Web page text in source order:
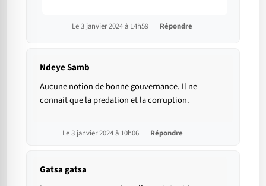
Le 3 janvier 2024 à 14h59 Répondre
Ndeye Samb
Aucune notion de bonne gouvernance. Il ne
connait que la predation et la corruption.
Le 3 janvier 2024 à 10h06 Répondre
Gatsa gatsa